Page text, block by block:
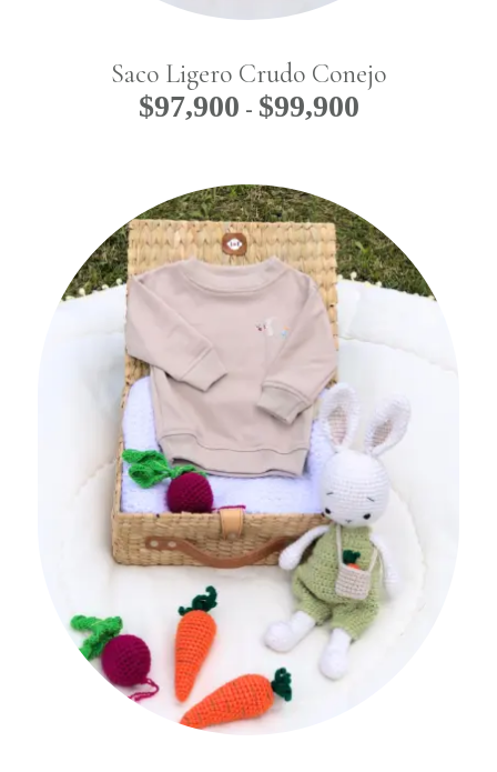
Saco Ligero Crudo Conejo
$97,900 - $99,900Rango
hasta
$99,900